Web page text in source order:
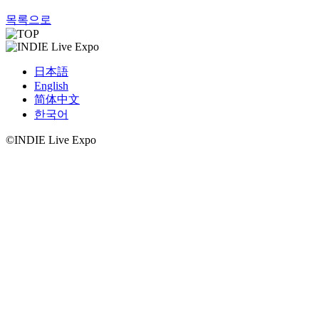
목록으로
日本語
English
简体中文
한국어
©INDIE Live Expo